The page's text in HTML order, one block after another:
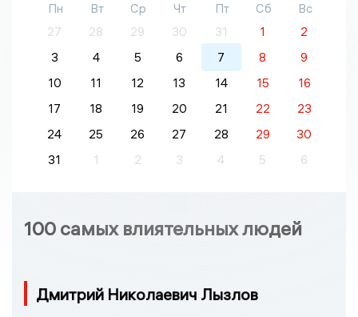
Пн Вт Ср Чт Пт Сб
Вс
27
28 29 30 31 1
2
3
4 5 6 7 8
9
10
11 12 13 14 15
16
17
18 19 20 21 22
23
24
25 26 27 28 29
30
31
1 2 3 4 5 6
100 самых влиятельных людей
Дмитрий Николаевич Лызлов